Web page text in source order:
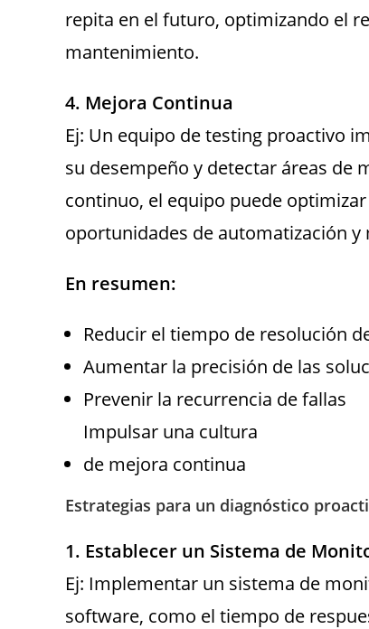
repita en el futuro, optimizando el
mantenimiento.
4. Mejora Continua
Ej: Un equipo de testing proactivo
su desempeño y detectar áreas de
continuo, el equipo puede
oportunidades de automatización y
En resumen:
Reducir el tiempo de resolución
Aumentar la precisión de las
Prevenir la recurrencia de fallas
Impulsar una cultura
de mejora continua
Estrategias para un diagnóstico
1. Establecer un Sistema de
Ej: Implementar un sistema de
software, como el tiempo de